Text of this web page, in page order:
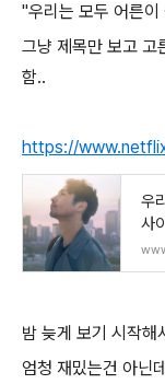
"우리는 모두 어른이
그냥 제목만 보고 고
함..
https://
우
사
밤 늦게 보기 시작해
엄청 재밌는건 아닌